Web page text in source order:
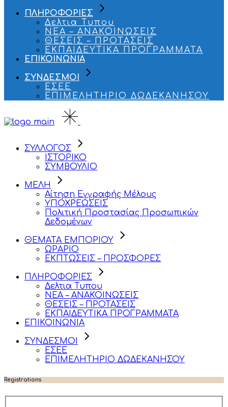
ΠΛΗΡΟΦΟΡΙΕΣ
Δελτια Τυπου
ΝΕΑ – ΑΝΑΚΟΙΝΩΣΕΙΣ
ΘΕΣΕΙΣ – ΠΡΟΤΑΣΕΙΣ
ΕΚΠΑΙΔΕΥΤΙΚΑ ΠΡΟΓΡΑΜΜΑΤΑ
ΕΠΙΚΟΙΝΩΝΙΑ
ΣΥΝΔΕΣΜΟΙ
ΕΣΕΕ
ΕΠΙΜΕΛΗΤΗΡΙΟ ΔΩΔΕΚΑΝΗΣΟΥ
ΣΥΛΛΟΓΟΣ
ΙΣΤΟΡΙΚΟ
ΣΥΜΒΟΥΛΙΟ
ΜΕΛΗ
Αίτηση Εγγραφής Μέλους
ΥΠΟΧΡΕΩΣΕΙΣ
Πολιτική Προστασίας Προσωπικών
Δεδομένων
ΘΕΜΑΤΑ ΕΜΠΟΡΙΟΥ
ΩΡΑΡΙΟ
ΕΚΠΤΩΣΕΙΣ – ΠΡΟΣΦΟΡΕΣ
ΠΛΗΡΟΦΟΡΙΕΣ
Δελτια Τυπου
ΝΕΑ – ΑΝΑΚΟΙΝΩΣΕΙΣ
ΘΕΣΕΙΣ – ΠΡΟΤΑΣΕΙΣ
ΕΚΠΑΙΔΕΥΤΙΚΑ ΠΡΟΓΡΑΜΜΑΤΑ
ΕΠΙΚΟΙΝΩΝΙΑ
ΣΥΝΔΕΣΜΟΙ
ΕΣΕΕ
ΕΠΙΜΕΛΗΤΗΡΙΟ ΔΩΔΕΚΑΝΗΣΟΥ
Registrations